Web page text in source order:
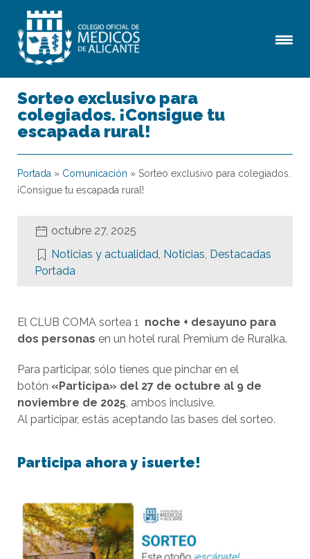
Sorteo exclusivo para
colegiados. ¡Consigue tu
escapada rural!
Portada » Comunicación » Sorteo exclusivo para colegiados.
¡Consigue tu escapada rural!
octubre 27, 2025
Noticias y actualidad, Noticias, Destacadas
Portada
El CLUB COMA sortea 1 noche + desayuno para
dos personas en un hotel rural Premium de Ruralka.
Para participar, sólo tienes que pinchar en el
botón «Participa» del 27 de octubre al 9 de
noviembre de 2025, ambos inclusive.
Al participar, estás aceptando las bases del sorteo.
Participa ahora y ¡suerte!